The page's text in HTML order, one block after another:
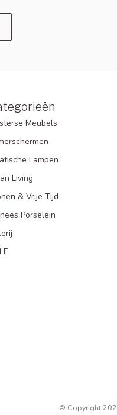
Meubels
Lampen
Living
& Vrije Tijd
Porselein
© Copyright